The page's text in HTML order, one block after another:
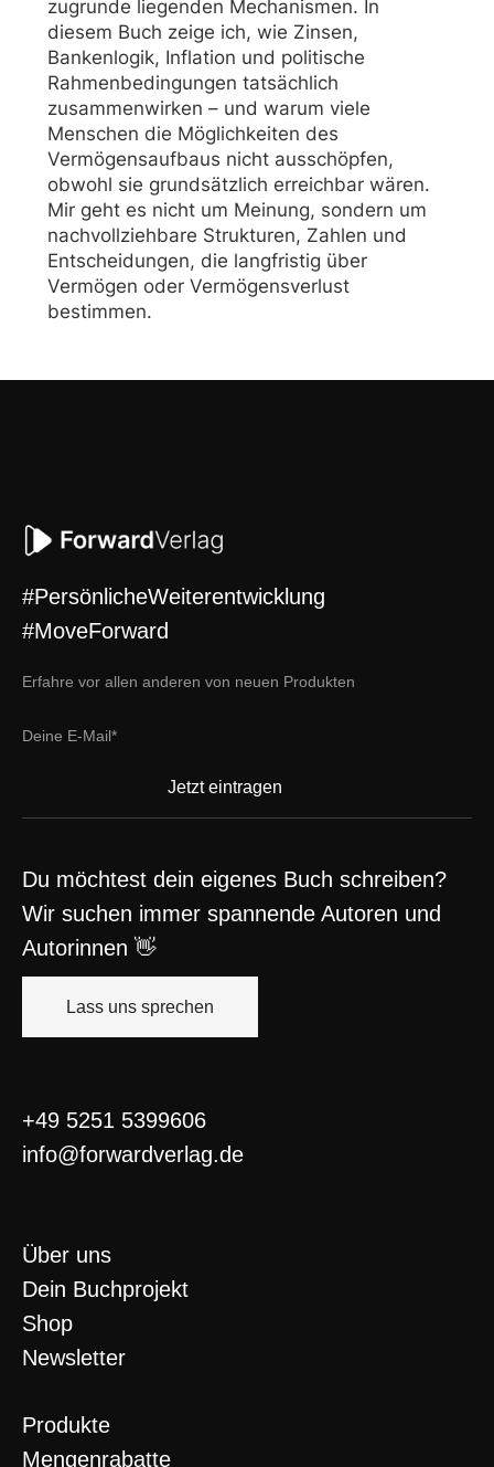
zugrunde liegenden Mechanismen. In
diesem Buch zeige ich, wie Zinsen,
Bankenlogik, Inflation und politische
Rahmenbedingungen tatsächlich
zusammenwirken – und warum viele
Menschen die Möglichkeiten des
Vermögensaufbaus nicht ausschöpfen,
obwohl sie grundsätzlich erreichbar wären.
Mir geht es nicht um Meinung, sondern um
nachvollziehbare Strukturen, Zahlen und
Entscheidungen, die langfristig über
Vermögen oder Vermögensverlust
bestimmen.
#PersönlicheWeiterentwicklung
#MoveForward
Erfahre vor allen anderen von neuen Produkten
Du möchtest dein eigenes Buch schreiben?
Wir suchen immer spannende Autoren und
Autorinnen 👋
Lass uns sprechen
+49 5251 5399606
info@forwardverlag.de
Über uns
Dein Buchprojekt
Shop
Newsletter
Produkte
Mengenrabatte